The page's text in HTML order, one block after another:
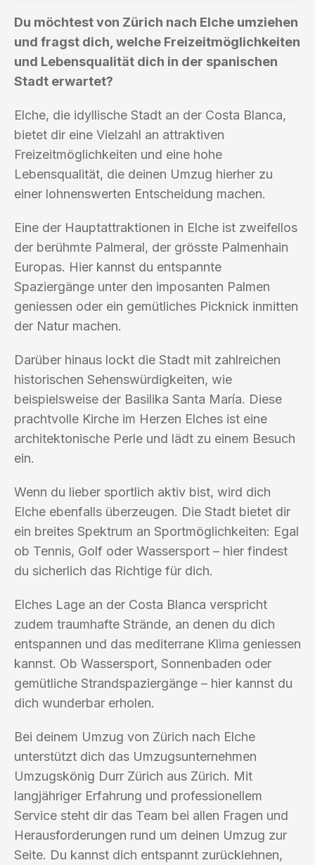
Du möchtest von Zürich nach Elche umziehen
und fragst dich, welche Freizeitmöglichkeiten
und Lebensqualität dich in der spanischen
Stadt erwartet?
Elche, die idyllische Stadt an der Costa Blanca,
bietet dir eine Vielzahl an attraktiven
Freizeitmöglichkeiten und eine hohe
Lebensqualität, die deinen Umzug hierher zu
einer lohnenswerten Entscheidung machen.
Eine der Hauptattraktionen in Elche ist zweifellos
der berühmte Palmeral, der grösste Palmenhain
Europas. Hier kannst du entspannte
Spaziergänge unter den imposanten Palmen
geniessen oder ein gemütliches Picknick inmitten
der Natur machen.
Darüber hinaus lockt die Stadt mit zahlreichen
historischen Sehenswürdigkeiten, wie
beispielsweise der Basilika Santa María. Diese
prachtvolle Kirche im Herzen Elches ist eine
architektonische Perle und lädt zu einem Besuch
ein.
Wenn du lieber sportlich aktiv bist, wird dich
Elche ebenfalls überzeugen. Die Stadt bietet dir
ein breites Spektrum an Sportmöglichkeiten: Egal
ob Tennis, Golf oder Wassersport – hier findest
du sicherlich das Richtige für dich.
Elches Lage an der Costa Blanca verspricht
zudem traumhafte Strände, an denen du dich
entspannen und das mediterrane Klima geniessen
kannst. Ob Wassersport, Sonnenbaden oder
gemütliche Strandspaziergänge – hier kannst du
dich wunderbar erholen.
Bei deinem Umzug von Zürich nach Elche
unterstützt dich das Umzugsunternehmen
Umzugskönig Durr Zürich aus Zürich. Mit
langjähriger Erfahrung und professionellem
Service steht dir das Team bei allen Fragen und
Herausforderungen rund um deinen Umzug zur
Seite. Du kannst dich entspannt zurücklehnen,